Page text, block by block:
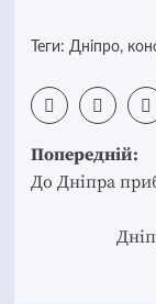
Теги: Дніпро,
Post
Попередній:
До Дніпра